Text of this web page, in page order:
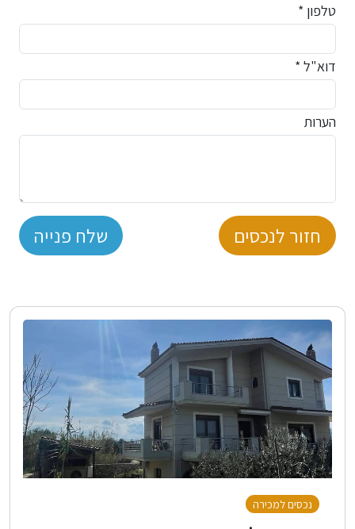
טלפון *
דוא"ל *
הערות
חזור לנכסים שלח פנייה
נכסים למכירה